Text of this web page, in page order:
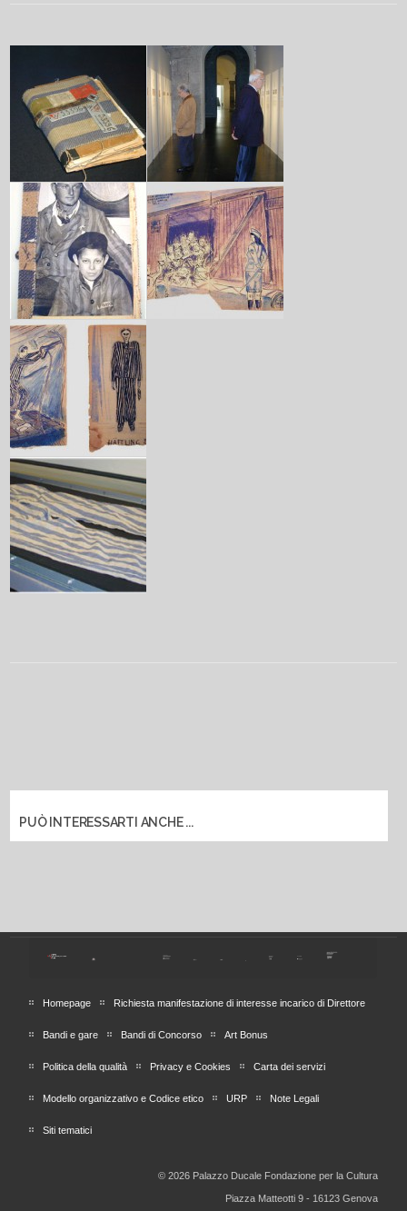
PUÒ INTERESSARTI ANCHE ...
Homepage Richiesta manifestazione di interesse incarico di Direttore
Bandi e gare Bandi di Concorso Art Bonus
Politica della qualità Privacy e Cookies Carta dei servizi
Modello organizzativo e Codice etico URP Note Legali
Siti tematici
© 2026 Palazzo Ducale Fondazione per la Cultura
Piazza Matteotti 9 - 16123 Genova